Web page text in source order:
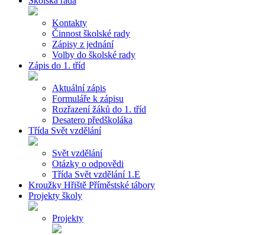
Kontakty
Činnost školské rady
Zápisy z jednání
Volby do školské rady
Zápis do 1. tříd
Aktuální zápis
Formuláře k zápisu
Rozřazení žáků do 1. tříd
Desatero předškoláka
Třída Svět vzdělání
Svět vzdělání
Otázky o odpovědi
Třída Svět vzdělání 1.E
Kroužky Hřiště Příměstské tábory
Projekty školy
Projekty